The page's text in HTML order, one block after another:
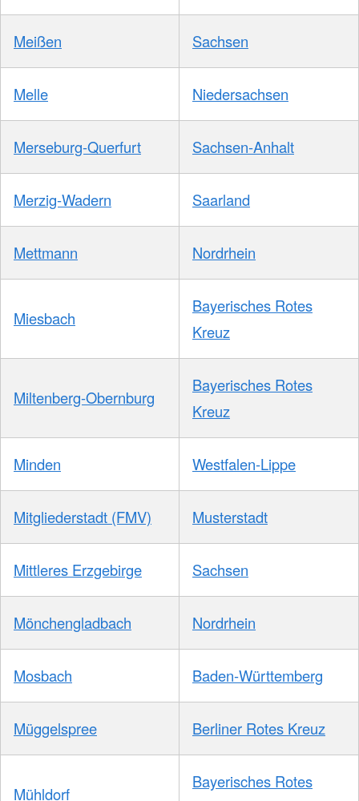
Meißen Sachsen
Melle Niedersachsen
Merseburg-Querfurt Sachsen-Anhalt
Merzig-Wadern Saarland
Mettmann Nordrhein
Miesbach
Bayerisches Rotes
Kreuz
Miltenberg-Obernburg
Bayerisches Rotes
Kreuz
Minden Westfalen-Lippe
Mitgliederstadt (FMV) Musterstadt
Mittleres Erzgebirge Sachsen
Mönchengladbach Nordrhein
Mosbach Baden-Württemberg
Müggelspree Berliner Rotes Kreuz
Mühldorf
Bayerisches Rotes